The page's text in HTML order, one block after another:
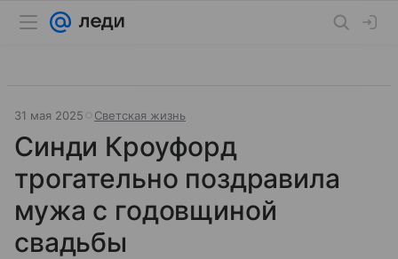
31 мая 2025 Светская жизнь
Синди Кроуфорд
трогательно поздравила
мужа с годовщиной
свадьбы